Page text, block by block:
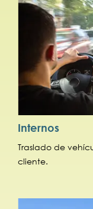
Internos
Traslado de
cliente.